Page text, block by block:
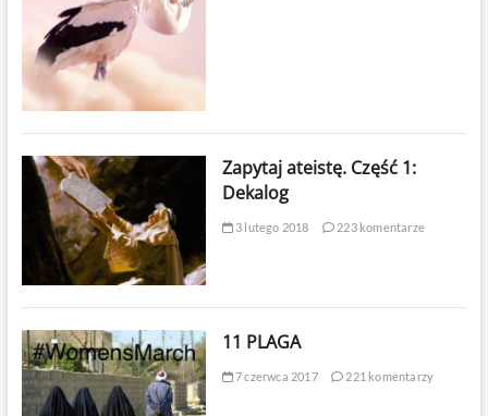
Zapytaj ateistę. Część 1:
Dekalog
3 lutego 2018 223 komentarze
11 PLAGA
7 czerwca 2017 221 komentarzy